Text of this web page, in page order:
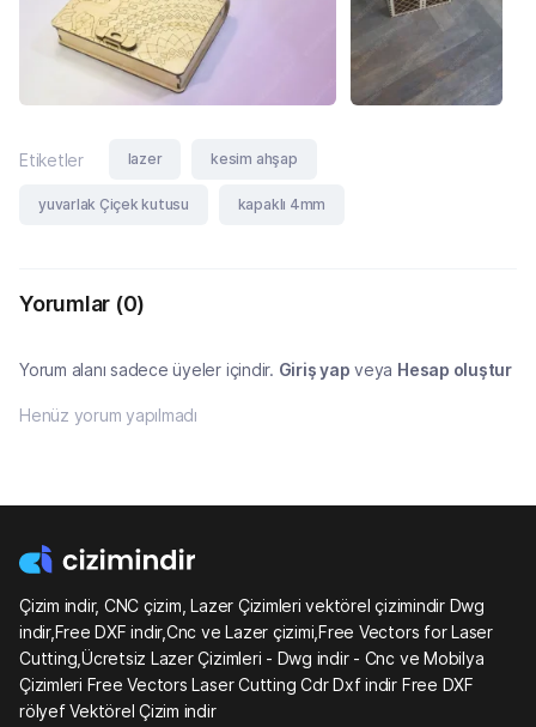
Etiketler lazer kesim ahşap
yuvarlak Çiçek kutusu kapaklı 4mm
Yorumlar (0)
Yorum alanı sadece üyeler içindir. Giriş yap veya Hesap oluştur
Henüz yorum yapılmadı
Çizim indir, CNC çizim, Lazer Çizimleri vektörel çizimindir Dwg
indir,Free DXF indir,Cnc ve Lazer çizimi,Free Vectors for Laser
Cutting,Ücretsiz Lazer Çizimleri - Dwg indir - Cnc ve Mobilya
Çizimleri Free Vectors Laser Cutting Cdr Dxf indir Free DXF
rölyef Vektörel Çizim indir